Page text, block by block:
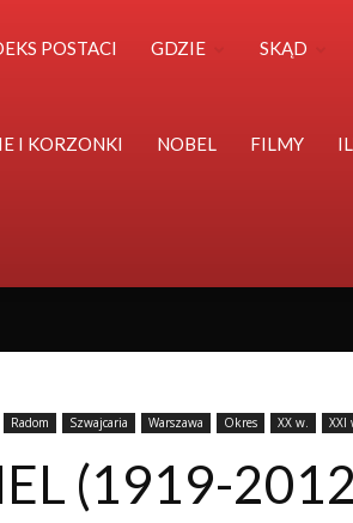
POSTACI GDZIE SKĄD
I KORZONKI NOBEL FILMY
Radom Szwajcaria Warszawa Okres XX w. XXI
(1919-